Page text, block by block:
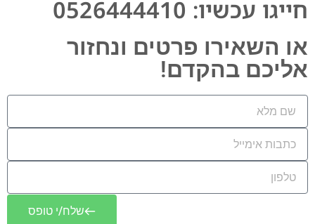
חייגו עכשיו: 0526444410​
או השאירו פרטים ונחזור
אליכם בהקדם!
שלח/י טופס